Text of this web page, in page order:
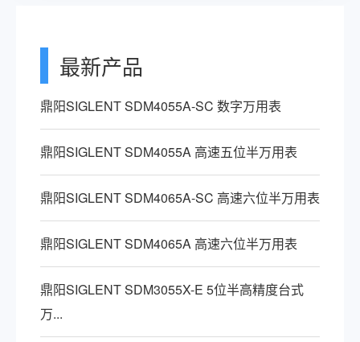
最新产品
鼎阳SIGLENT SDM4055A-SC 数字万用表
鼎阳SIGLENT SDM4055A 高速五位半万用表
鼎阳SIGLENT SDM4065A-SC 高速六位半万用表
鼎阳SIGLENT SDM4065A 高速六位半万用表
鼎阳SIGLENT SDM3055X-E 5位半高精度台式
万...